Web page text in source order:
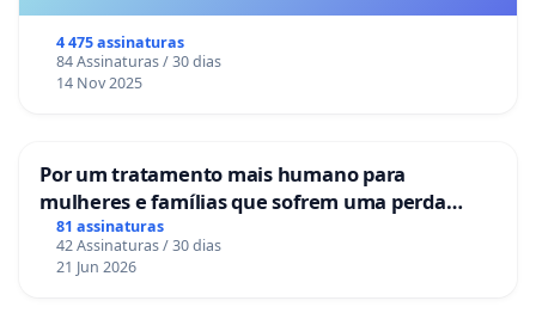
4 475 assinaturas
84 Assinaturas / 30 dias
14 Nov 2025
Por um tratamento mais humano para
mulheres e famílias que sofrem uma perda
gestacional nos hospitais portugueses
81 assinaturas
42 Assinaturas / 30 dias
21 Jun 2026